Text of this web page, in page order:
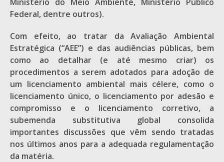
Federal, dentre outros).
Com efeito, ao tratar da Avaliação Ambiental
Estratégica (“AEE”) e das audiências públicas, bem
como ao detalhar (e até mesmo criar) os
procedimentos a serem adotados para adoção de
um licenciamento ambiental mais célere, como o
licenciamento único, o licenciamento por adesão e
compromisso e o licenciamento corretivo, a
subemenda substitutiva global consolida
importantes discussões que vêm sendo tratadas
nos últimos anos para a adequada regulamentação
da matéria.